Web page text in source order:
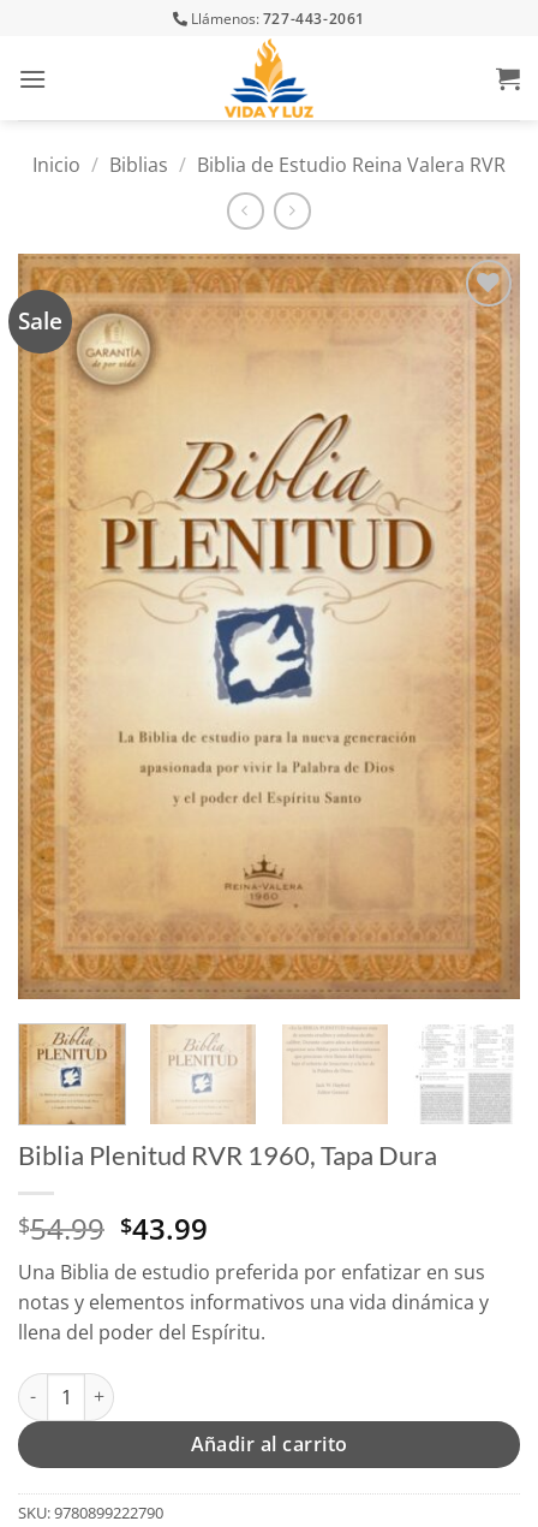
content
Llámenos:727-443-2061
Inicio / Biblias / Biblia de Estudio Reina Valera RVR
Sale
Añadir
a la
lista
de
deseos
Biblia Plenitud RVR 1960, Tapa Dura
$54.99 El
precio
original
era:
$54.99.
$43.99
precio
actual
es:
$43.99.
Una Biblia de estudio preferida por enfatizar en sus
notas y elementos informativos una vida dinámica y
llena del poder del Espíritu.
Biblia Plenitud RVR 1960, Tapa Dura cantidad
Añadir al carrito
SKU:9780899222790